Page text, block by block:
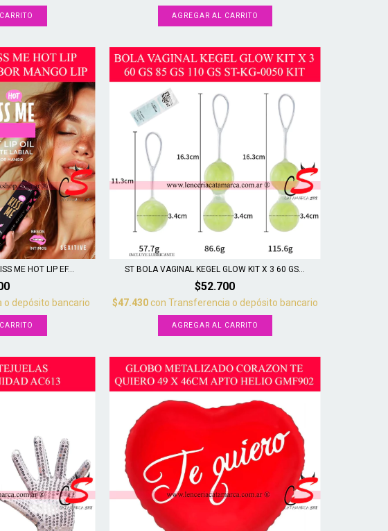
ME HOT LIP EF...
o depósito bancario
ST BOLA VAGINAL KEGEL GLOW KIT X 3 60 GS...
$52.700
$47.430con Transferencia o depósito bancario